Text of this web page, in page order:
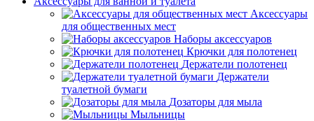
Аксессуары
для общественных мест
Наборы аксессуаров
Крючки для полотенец
Держатели полотенец
Держатели
туалетной бумаги
Дозаторы для мыла
Мыльницы